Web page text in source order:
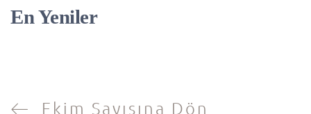
En Yeniler
Ekim Sayısına Dön